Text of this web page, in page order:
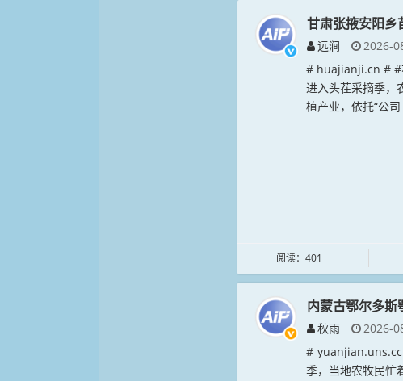
甘肃张掖安阳乡
远涧
2026-
# huajianji.cn # #
进入头茬采摘季，
植产业，依托“公
阅读：401
内蒙古鄂尔多斯
秋雨
2026-
#
季，当地农牧民忙